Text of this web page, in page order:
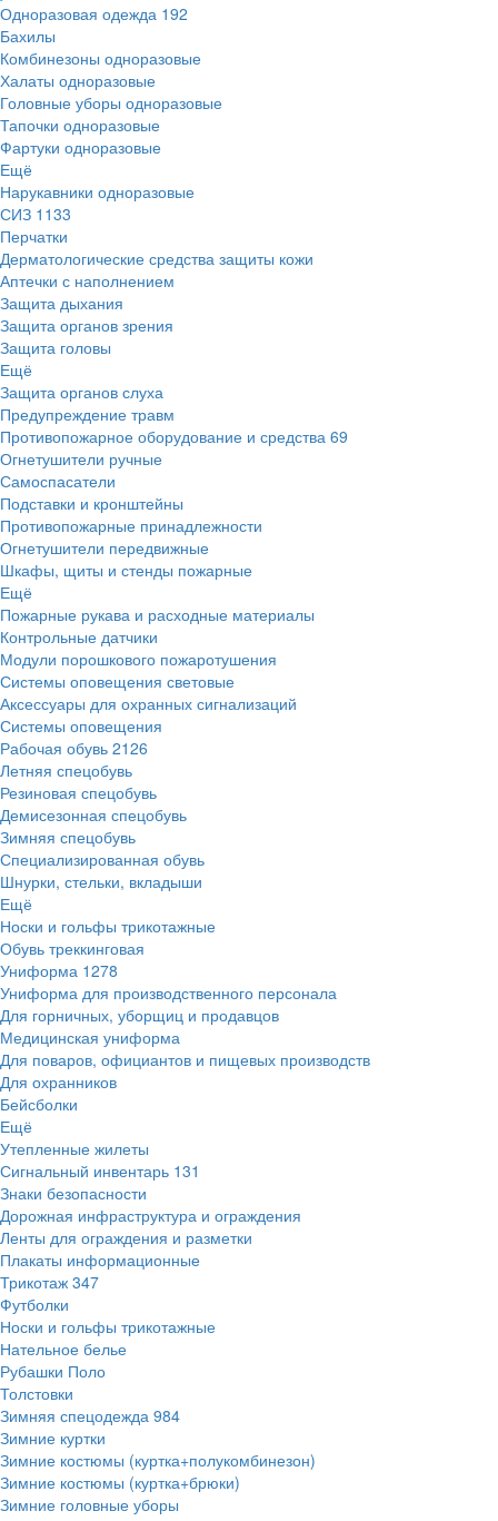
Одноразовая одежда 192
Бахилы
Комбинезоны одноразовые
Халаты одноразовые
Головные уборы одноразовые
Тапочки одноразовые
Фартуки одноразовые
Ещё
Нарукавники одноразовые
СИЗ 1133
Перчатки
Дерматологические средства защиты кожи
Аптечки с наполнением
Защита дыхания
Защита органов зрения
Защита головы
Ещё
Защита органов слуха
Предупреждение травм
Противопожарное оборудование и средства 69
Огнетушители ручные
Самоспасатели
Подставки и кронштейны
Противопожарные принадлежности
Огнетушители передвижные
Шкафы, щиты и стенды пожарные
Ещё
Пожарные рукава и расходные материалы
Контрольные датчики
Модули порошкового пожаротушения
Системы оповещения световые
Аксессуары для охранных сигнализаций
Системы оповещения
Рабочая обувь 2126
Летняя спецобувь
Резиновая спецобувь
Демисезонная спецобувь
Зимняя спецобувь
Специализированная обувь
Шнурки, стельки, вкладыши
Ещё
Носки и гольфы трикотажные
Обувь треккинговая
Униформа 1278
Униформа для производственного персонала
Для горничных, уборщиц и продавцов
Медицинская униформа
Для поваров, официантов и пищевых производств
Для охранников
Бейсболки
Ещё
Утепленные жилеты
Сигнальный инвентарь 131
Знаки безопасности
Дорожная инфраструктура и ограждения
Ленты для ограждения и разметки
Плакаты информационные
Трикотаж 347
Футболки
Носки и гольфы трикотажные
Нательное белье
Рубашки Поло
Толстовки
Зимняя спецодежда 984
Зимние куртки
Зимние костюмы (куртка+полукомбинезон)
Зимние костюмы (куртка+брюки)
Зимние головные уборы